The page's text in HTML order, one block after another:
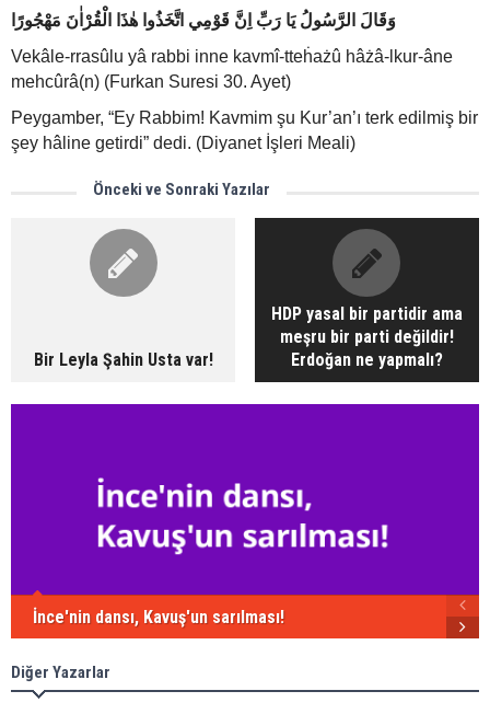
وَقَالَ الرَّسُولُ يَا رَبِّ اِنَّ قَوْمِي اتَّخَذُوا هٰذَا الْقُرْاٰنَ مَهْجُورًا
Vekâle-rrasûlu yâ rabbi inne kavmî-tteḣażû hâżâ-lkur-âne
mehcûrâ(n) (Furkan Suresi 30. Ayet)
Peygamber, “Ey Rabbim! Kavmim şu Kur’an’ı terk edilmiş bir
şey hâline getirdi” dedi. (Diyanet İşleri Meali)
Önceki ve Sonraki Yazılar
Bir Leyla Şahin Usta var!
HDP yasal bir partidir ama
meşru bir parti değildir!
Erdoğan ne yapmalı?
İnce'nin dansı, Kavuş'un sarılması!
Diğer Yazarlar